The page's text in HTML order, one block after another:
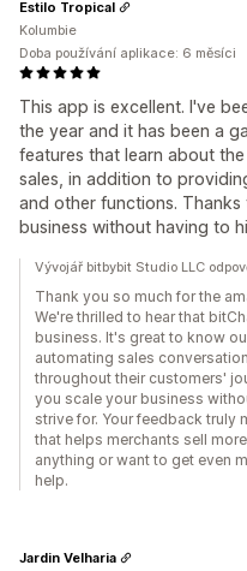
This app is excellent. I've
the year and it has been a
features that learn about
sales, in addition to
and other functions.
business without having to
Estilo Tropical
Kolumbie
Doba používání aplikace: 6 měsíci
Vývojář bitbybit Studio LLC
Thank you so much for the
We're thrilled to hear that
business. It's great to know
automating sales
throughout their customers'
you scale your business
strive for. Your feedback truly
that helps merchants sell
anything or want to get even
help.
Jardin Velharia